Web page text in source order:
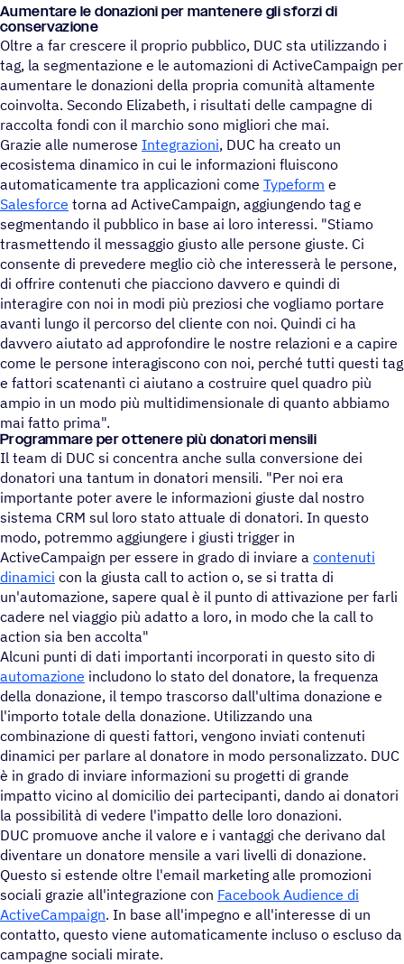
Aumen­tare le dona­zioni per mante­nere gli sforzi di
conservazione
Oltre a far crescere il proprio pubblico, DUC sta utilizzando i
tag, la segmentazione e le automazioni di ActiveCampaign per
aumentare le donazioni della propria comunità altamente
coinvolta. Secondo Elizabeth, i risultati delle campagne di
raccolta fondi con il marchio sono migliori che mai.
Grazie alle numerose Integrazioni, DUC ha creato un
ecosistema dinamico in cui le informazioni fluiscono
automaticamente tra applicazioni come Typeform e
Salesforce torna ad ActiveCampaign, aggiungendo tag e
segmentando il pubblico in base ai loro interessi. "Stiamo
trasmettendo il messaggio giusto alle persone giuste. Ci
consente di prevedere meglio ciò che interesserà le persone,
di offrire contenuti che piacciono davvero e quindi di
interagire con noi in modi più preziosi che vogliamo portare
avanti lungo il percorso del cliente con noi. Quindi ci ha
davvero aiutato ad approfondire le nostre relazioni e a capire
come le persone interagiscono con noi, perché tutti questi tag
e fattori scatenanti ci aiutano a costruire quel quadro più
ampio in un modo più multidimensionale di quanto abbiamo
mai fatto prima".
Program­mare per otte­nere più donatori mensili
Il team di DUC si concentra anche sulla conversione dei
donatori una tantum in donatori mensili. "Per noi era
importante poter avere le informazioni giuste dal nostro
sistema CRM sul loro stato attuale di donatori. In questo
modo, potremmo aggiungere i giusti trigger in
ActiveCampaign per essere in grado di inviare a contenuti
dinamici con la giusta call to action o, se si tratta di
un'automazione, sapere qual è il punto di attivazione per farli
cadere nel viaggio più adatto a loro, in modo che la call to
action sia ben accolta"
Alcuni punti di dati importanti incorporati in questo sito di
automazione includono lo stato del donatore, la frequenza
della donazione, il tempo trascorso dall'ultima donazione e
l'importo totale della donazione. Utilizzando una
combinazione di questi fattori, vengono inviati contenuti
dinamici per parlare al donatore in modo personalizzato. DUC
è in grado di inviare informazioni su progetti di grande
impatto vicino al domicilio dei partecipanti, dando ai donatori
la possibilità di vedere l'impatto delle loro donazioni.
DUC promuove anche il valore e i vantaggi che derivano dal
diventare un donatore mensile a vari livelli di donazione.
Questo si estende oltre l'email marketing alle promozioni
sociali grazie all'integrazione con Facebook Audience di
ActiveCampaign. In base all'impegno e all'interesse di un
contatto, questo viene automaticamente incluso o escluso da
campagne sociali mirate.